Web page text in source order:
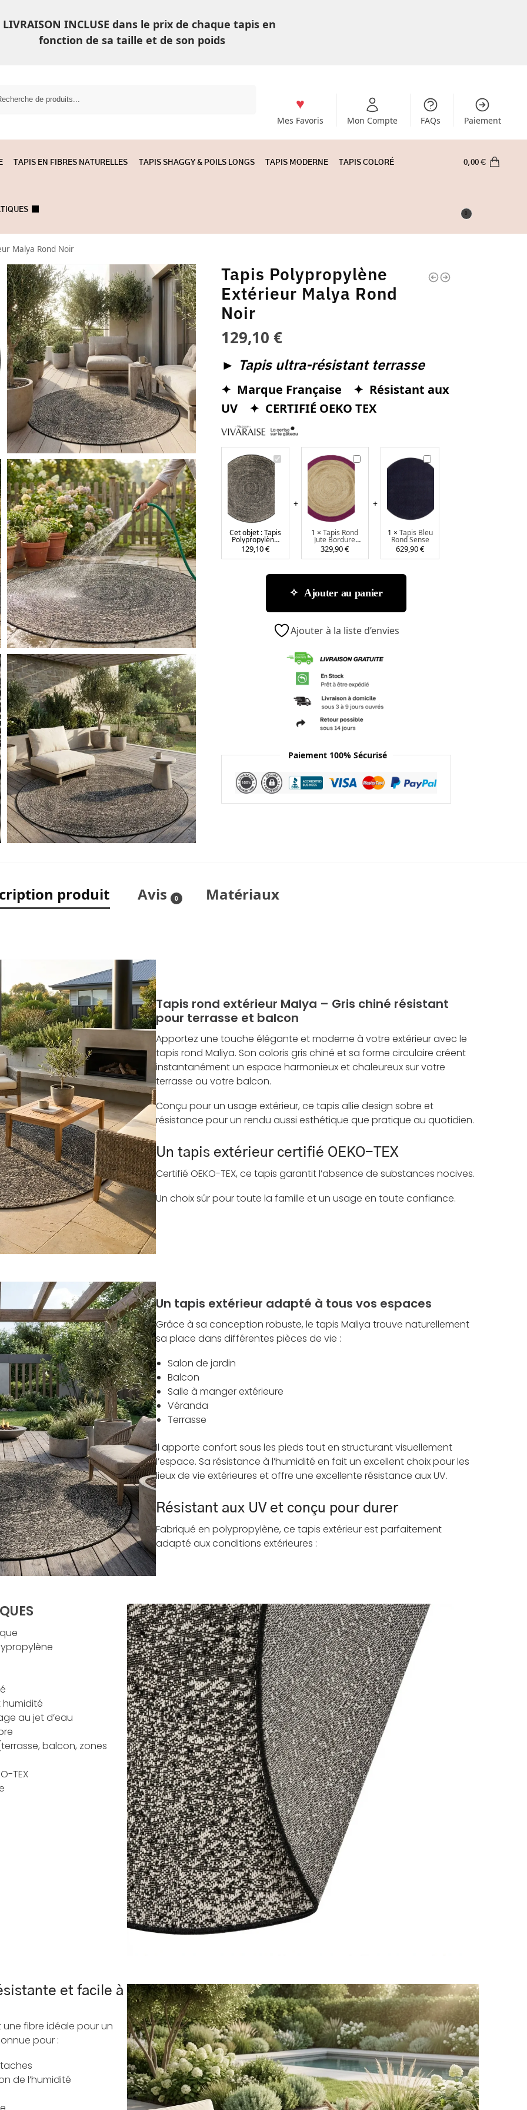
LIVRAISON INCLUSE dans le prix de chaque tapis en
fonction de sa taille et de son poids
Mes Favoris Mon Compte FAQs Paiement
TAPIS EN FIBRES NATURELLES TAPIS SHAGGY & POILS LONGS TAPIS MODERNE TAPIS COLORÉ 0,00 €
0
Malya Rond Noir
Tapis Polypropylène
Extérieur Malya Rond
Noir
129,10€
► Tapis ultra-résistant terrasse
✦ Marque Française ✦ Résistant aux
UV ✦ CERTIFIÉ OEKO TEX
T
a
p
i
s
P
o
l
y
e
r
M
a
d
Cet objet :Tapis
Polypropylène
Extérieur Malya
Rond Noir
129,10€
T
a
p
i
s
o
n
d
t
o
d
r
e
R
o
s
1 ×Tapis Rond
Jute Bordure
Rose
329,90€
T
B
l
e
u
1 × Tapis Bleu
Rond Sense
629,90€
Ajouter au panier
Ajouter à la liste d’envies
Paiement 100% Sécurisé
produit Avis 0 Matériaux
Tapis rond extérieur Malya – Gris chiné résistant
pour terrasse et balcon
Apportez une touche élégante et moderne à votre extérieur avec le
tapis rond Maliya. Son coloris gris chiné et sa forme circulaire créent
instantanément un espace harmonieux et chaleureux sur votre
terrasse ou votre balcon.
Conçu pour un usage extérieur, ce tapis allie design sobre et
résistance pour un rendu aussi esthétique que pratique au quotidien.
Un tapis extérieur certifié OEKO-TEX
Certifié OEKO-TEX, ce tapis garantit l’absence de substances nocives.
Un choix sûr pour toute la famille et un usage en toute confiance.
Un tapis extérieur adapté à tous vos espaces
Grâce à sa conception robuste, le tapis Maliya trouve naturellement
sa place dans différentes pièces de vie :
Salon de jardin
Balcon
Salle à manger extérieure
Véranda
Terrasse
Il apporte confort sous les pieds tout en structurant visuellement
l’espace. Sa résistance à l’humidité en fait un excellent choix pour les
lieux de vie extérieures et offre une excellente résistance aux UV.
Résistant aux UV et conçu pour durer
Fabriqué en polypropylène, ce tapis extérieur est parfaitement
adapté aux conditions extérieures :
humidité
au jet d’eau
balcon, zones
TEX
et facile à
fibre idéale pour un
pour :
de l’humidité